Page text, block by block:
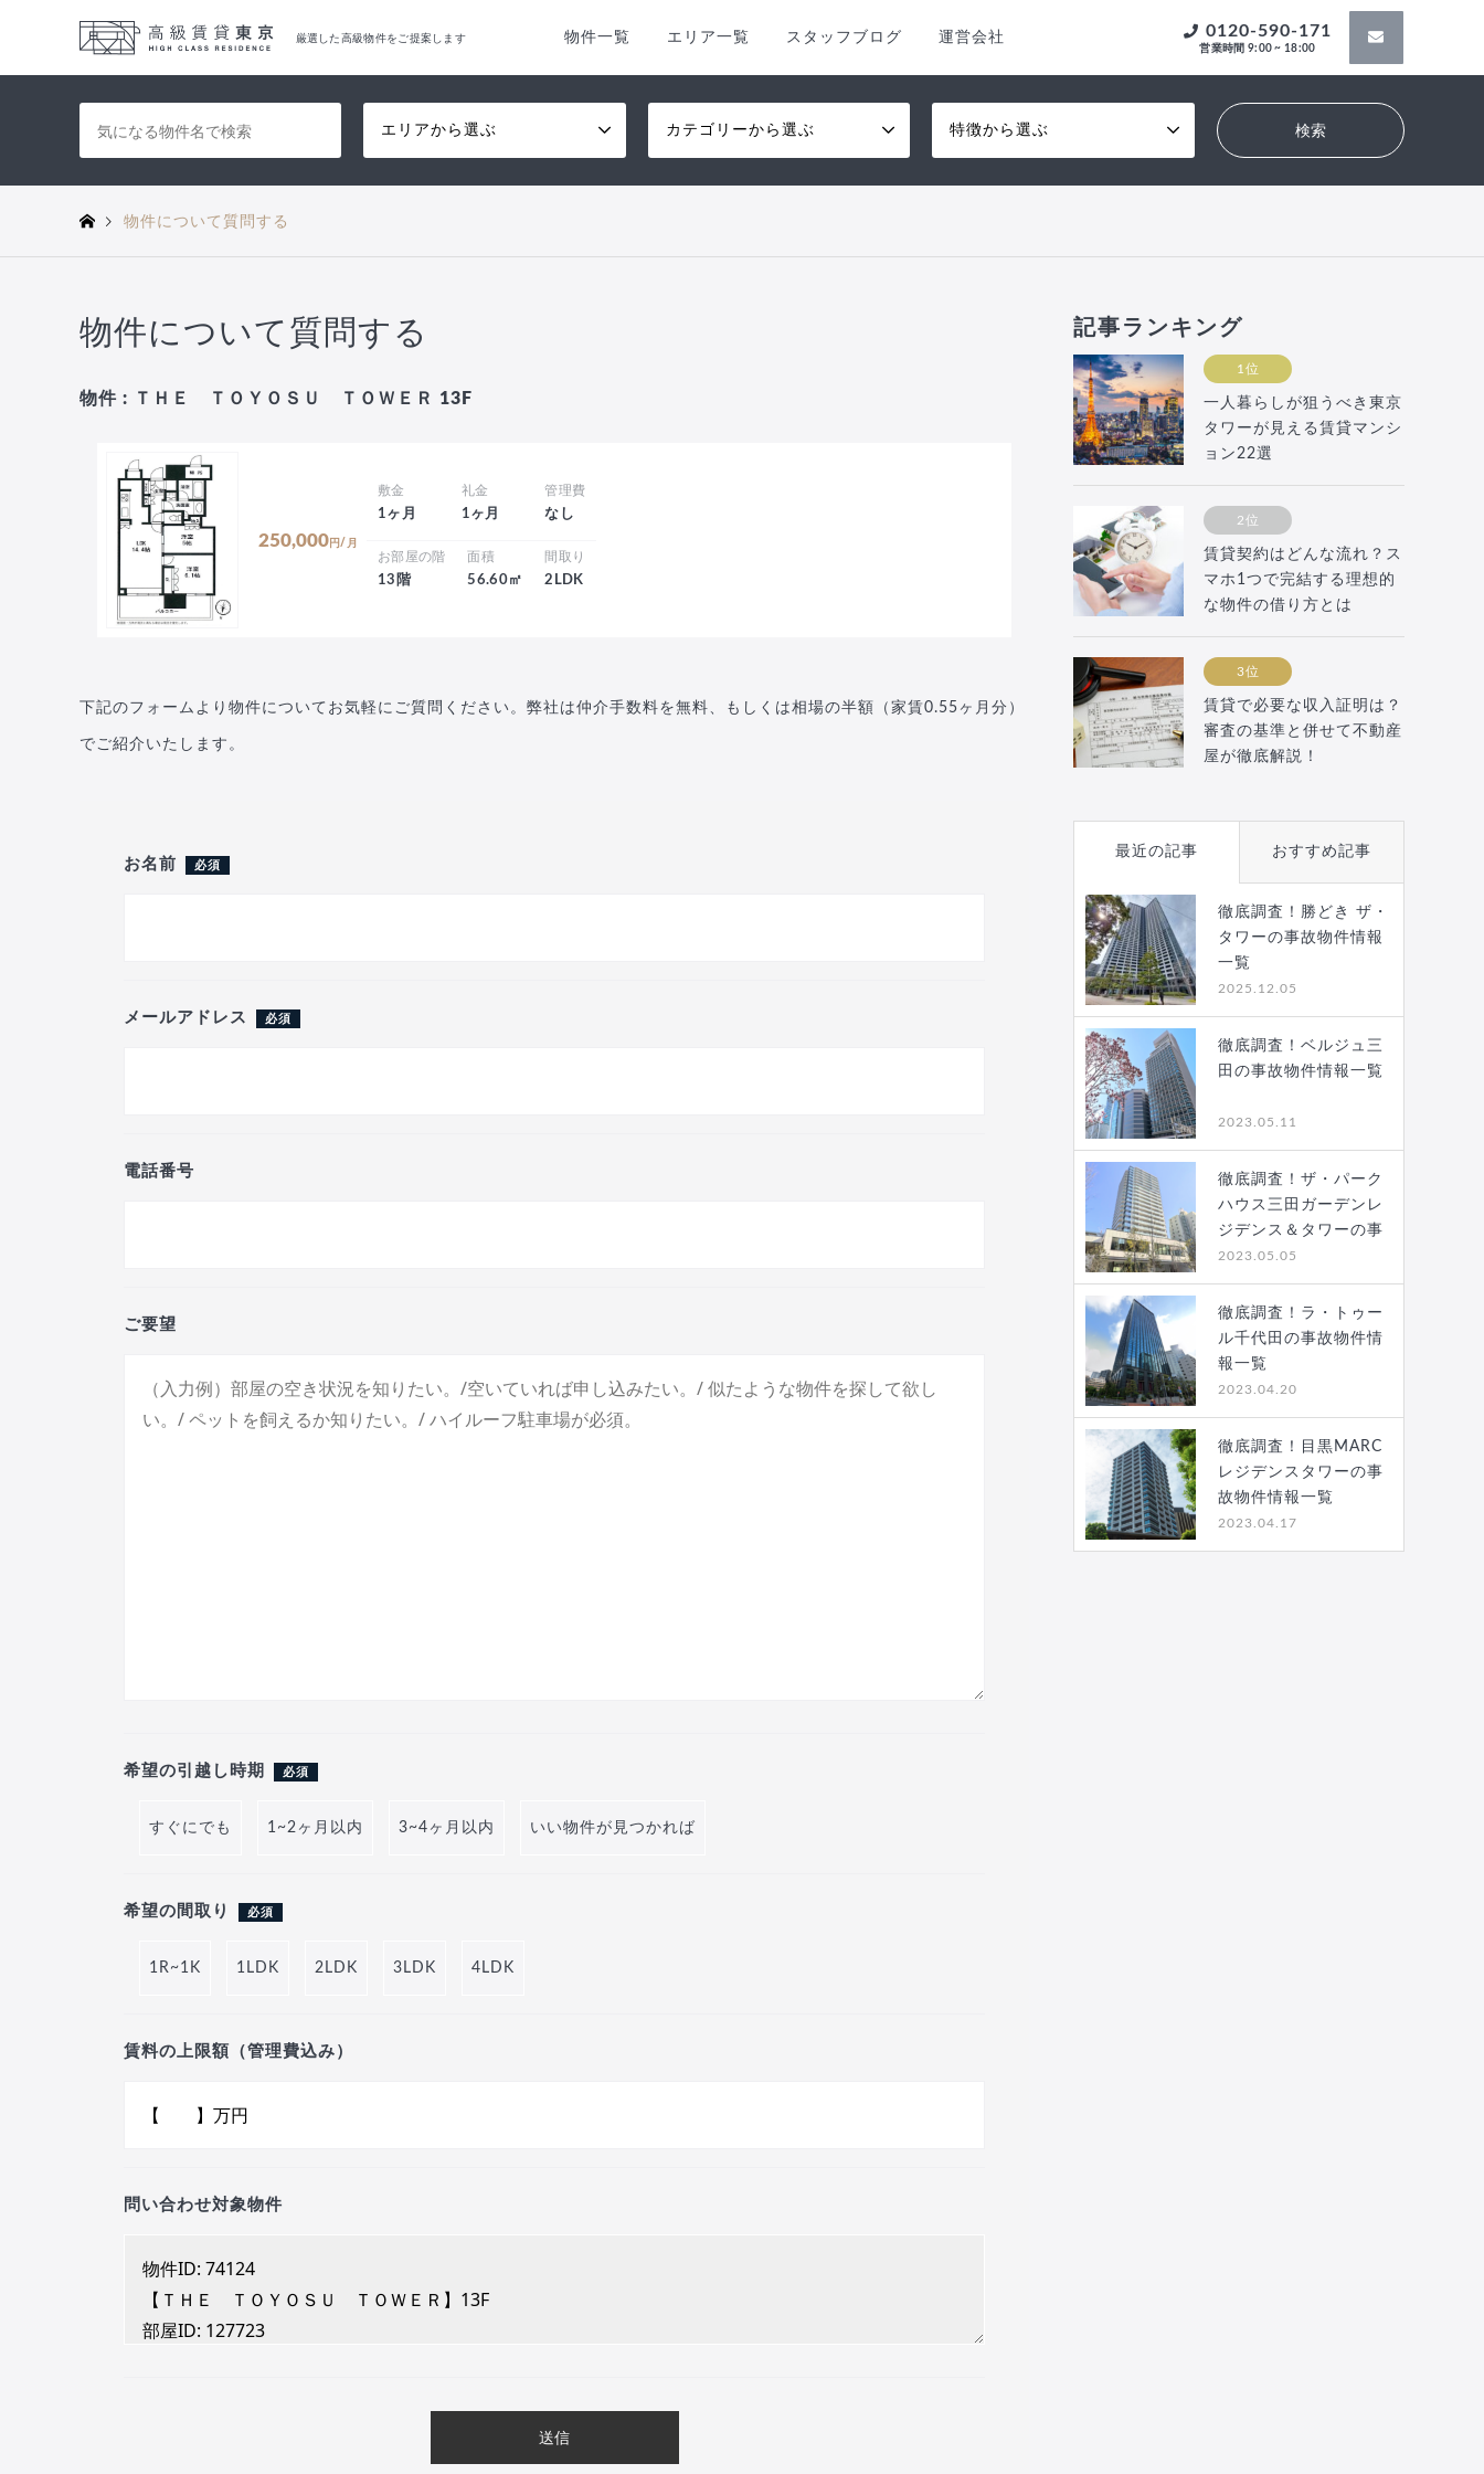
厳選した高級物件をご提案します 物件一覧 エリア一覧 スタッフブログ 運営会社 0120-590-171
営業時間 9:00 ~ 18:00
エリアから選ぶ カテゴリーから選ぶ 特徴から選ぶ
物件について質問する
物件について質問する
物件 : ＴＨＥ ＴＯＹＯＳＵ ＴＯＷＥＲ 13F
250,000 円/月
敷金
1ヶ月
礼金
1ヶ月
管理費
なし
お部屋の階
13階
面積
56.60㎡
間取り
2LDK
下記のフォームより物件についてお気軽にご質問ください。弊社は仲介手数料を無料、もしくは相場の半額（家賃0.55ヶ月分）
でご紹介いたします。
お名前 必須
メールアドレス 必須
電話番号
ご要望
希望の引越し時期 必須
すぐにでも 1~2ヶ月以内 3~4ヶ月以内 いい物件が見つかれば
希望の間取り 必須
1R~1K 1LDK 2LDK 3LDK 4LDK
賃料の上限額（管理費込み）
問い合わせ対象物件
記事ランキング
1位
一人暮らしが狙うべき東京
タワーが見える賃貸マンシ
ョン22選
2位
賃貸契約はどんな流れ？ス
マホ1つで完結する理想的
な物件の借り方とは
3位
賃貸で必要な収入証明は？
審査の基準と併せて不動産
屋が徹底解説！
最近の記事 おすすめ記事
徹底調査！勝どき ザ・
タワーの事故物件情報
一覧
2025.12.05
徹底調査！ベルジュ三
田の事故物件情報一覧
2023.05.11
徹底調査！ザ・パーク
ハウス三田ガーデンレ
ジデンス＆タワーの事
故…
2023.05.05
徹底調査！ラ・トゥー
ル千代田の事故物件情
報一覧
2023.04.20
徹底調査！目黒MARC
レジデンスタワーの事
故物件情報一覧
2023.04.17